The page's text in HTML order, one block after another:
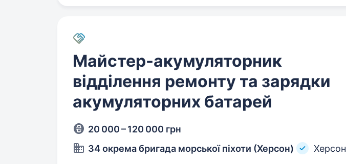
Майстер-акумуляторник
відділення ремонту та зарядки
акумуляторних батарей
20 000 – 120 000 грн
34 окрема бригада морської піхоти (Херсон)
Херсон